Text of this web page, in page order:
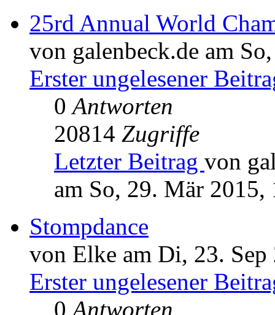
25rd Annual World
von galenbeck.de am
Erster ungelesener
0Antworten
20814 Zugriffe
Letzter Beitrag von
am So, 29. Mär 2015,
Stompdance
von Elke am Di, 23. Sep
Erster ungelesener
0Antworten